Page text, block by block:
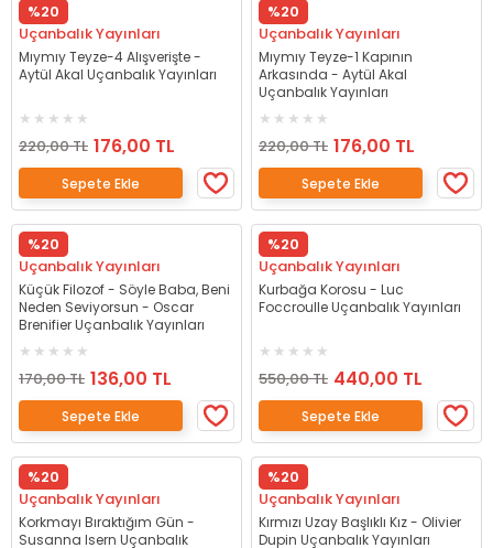
%20
Uçanbalık Yayınları
Mıymıy Teyze-4 Alışverişte -
Aytül Akal Uçanbalık Yayınları
220,00 TL 176,00 TL
Sepete Ekle
%20
Uçanbalık Yayınları
Mıymıy Teyze-1 Kapının
Arkasında - Aytül Akal
Uçanbalık Yayınları
220,00 TL 176,00 TL
Sepete Ekle
%20
Uçanbalık Yayınları
Küçük Filozof - Söyle Baba, Beni
Neden Seviyorsun - Oscar
Brenifier Uçanbalık Yayınları
170,00 TL 136,00 TL
Sepete Ekle
%20
Uçanbalık Yayınları
Kurbağa Korosu - Luc
Foccroulle Uçanbalık Yayınları
550,00 TL 440,00 TL
Sepete Ekle
%20
Uçanbalık Yayınları
Korkmayı Bıraktığım Gün -
Susanna Isern Uçanbalık
%20
Uçanbalık Yayınları
Kırmızı Uzay Başlıklı Kız - Olivier
Dupin Uçanbalık Yayınları